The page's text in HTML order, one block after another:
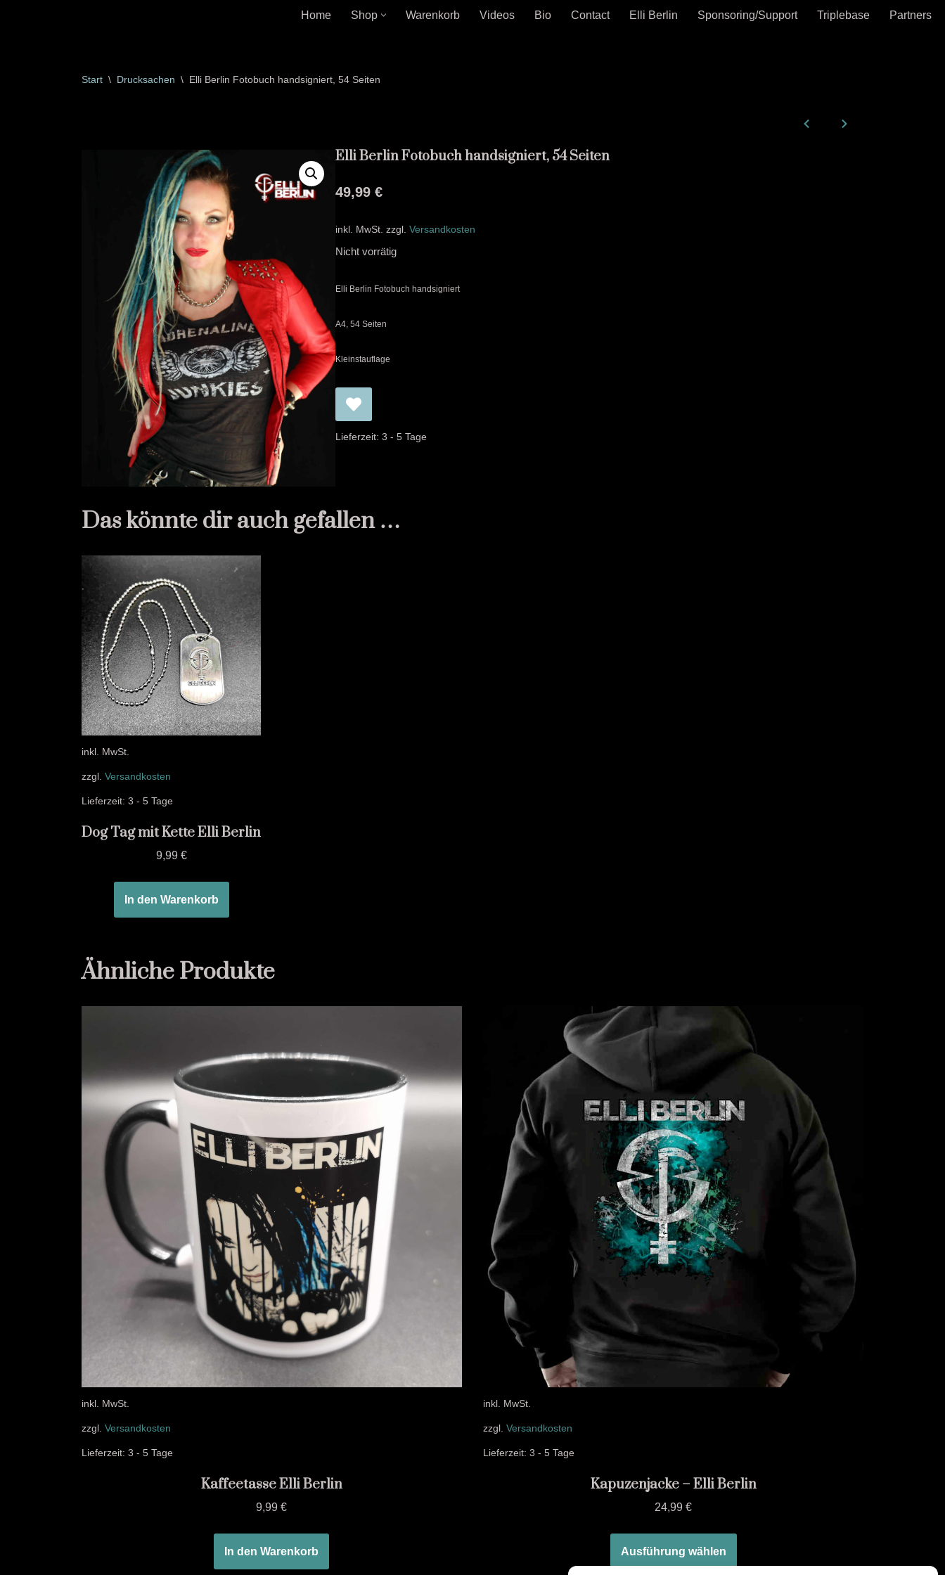
Home Shop Warenkorb Videos Bio Contact Elli Berlin Sponsoring/Support Triplebase Partners
Start \ Drucksachen \ Elli Berlin Fotobuch handsigniert, 54 Seiten
Elli Berlin Fotobuch handsigniert, 54 Seiten
49,99 €
inkl. MwSt. zzgl. Versandkosten
Nicht vorrätig
Elli Berlin Fotobuch handsigniert
A4, 54 Seiten
Kleinstauflage
Lieferzeit: 3 - 5 Tage
Das könnte dir auch gefallen …
inkl. MwSt.
zzgl. Versandkosten
Lieferzeit: 3 - 5 Tage
Dog Tag mit Kette Elli Berlin
9,99 €
In den Warenkorb
Ähnliche Produkte
inkl. MwSt.
zzgl. Versandkosten
Lieferzeit: 3 - 5 Tage
Kaffeetasse Elli Berlin
9,99€
In den Warenkorb
inkl. MwSt.
zzgl. Versandkosten
Lieferzeit: 3 - 5 Tage
Kapuzenjacke – Elli Berlin
24,99€
Ausführung wählen